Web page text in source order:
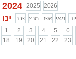
2024 2025 2026
ינו פבר מרץ אפר מאי יונ
1
2 3 4 5 6
18
19 20 21 22 23